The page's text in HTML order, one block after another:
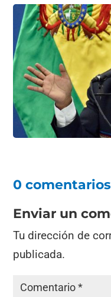
0 comentarios
Enviar un
Tu dirección de
publicada.